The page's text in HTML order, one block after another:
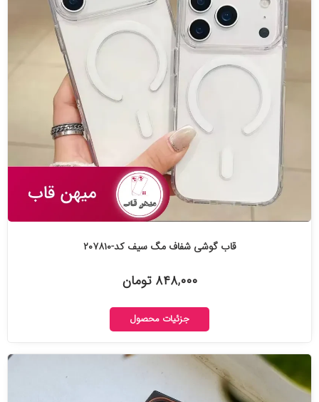
قاب گوشی شفاف مگ سیف کد-۲۰۷۸۱۰
۸۴۸,۰۰۰ تومان
جزئیات محصول